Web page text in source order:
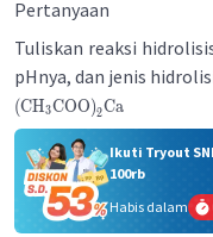
Pertanyaan
Tuliskan reaksi
pHnya, dan jenis
(CH3COO)2Ca
Ikuti Tryout
100rb
Habis dalam